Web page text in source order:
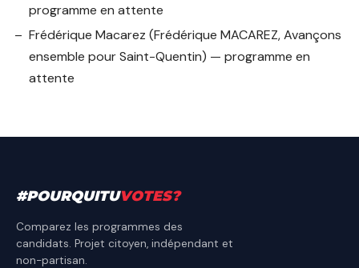
programme en attente
Frédérique Macarez (Frédérique MACAREZ, Avançons
ensemble pour Saint-Quentin) — programme en
attente
#POURQUITUVOTES?
Comparez les programmes des
candidats. Projet citoyen, indépendant et
non-partisan.